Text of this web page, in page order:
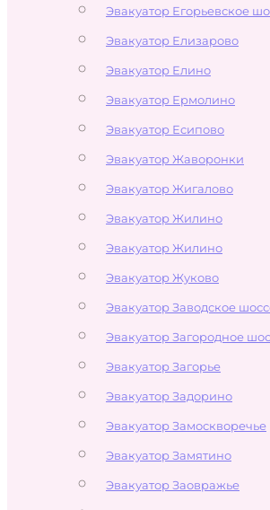
Эвакуатор Егорьевское
Эвакуатор Елизарово
Эвакуатор Елино
Эвакуатор Ермолино
Эвакуатор Есипово
Эвакуатор Жаворонки
Эвакуатор Жигалово
Эвакуатор Жилино
Эвакуатор Жилино
Эвакуатор Жуково
Эвакуатор Заводское
Эвакуатор Загородное
Эвакуатор Загорье
Эвакуатор Задорино
Эвакуатор Замоскворечье
Эвакуатор Замятино
Эвакуатор Заовражье